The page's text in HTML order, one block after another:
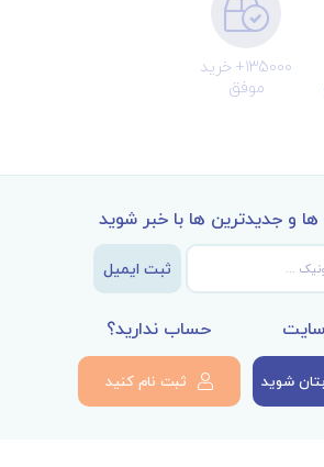
135000+ خرید
موفق
و جدیدترین ها با خبر شوید
ثبت ایمیل
شوید
حساب ندارید؟
ثبت نام کنید